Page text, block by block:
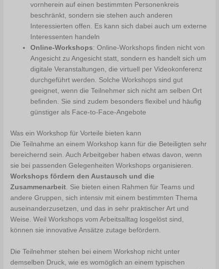
vornherein auf einen bestimmten Personenkreis
beschränkt, sondern sie stehen auch anderen
Interessierten offen. Es kann sich dabei auch um externe
Interessenten handeln
Online-Workshops: Online-Workshops finden nicht von
Angesicht zu Angesicht statt, sondern es handelt sich um
digitale Veranstaltungen, die virtuell per Videokonferenz
durchgeführt werden. Solche Workshops sind gut
geeignet, wenn die Teilnehmer sich nicht am selben Ort
befinden. Sie sind zudem besonders flexibel und häufig
günstiger als Face-to-Face-Angebote
Was ein Workshop für Vorteile bieten kann
Die Teilnahme an einem Workshop kann für die Beteiligten sehr
bereichernd sein. Auch Arbeitgeber haben etwas davon, wenn
sie bei passenden Gelegenheiten Workshops organisieren.
Workshops fördern den Austausch und die
Zusammenarbeit . Sie bieten einen Rahmen für Teams und
andere Gruppen, sich intensiv mit einem bestimmten Thema
auseinanderzusetzen, und das in sehr praktischer Art und
Weise. Weil Workshops vom Arbeitsalltag losgelöst sind,
können sie innovative Ansätze zutage befördern.
Die Teilnehmer stehen bei einem Workshop nicht unter
demselben Druck, wie es womöglich an einem typischen